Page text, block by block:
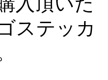
ステッカ